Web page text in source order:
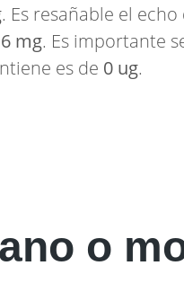
. Es resañable el
6 mg. Es importante
es de 0 ug.
o